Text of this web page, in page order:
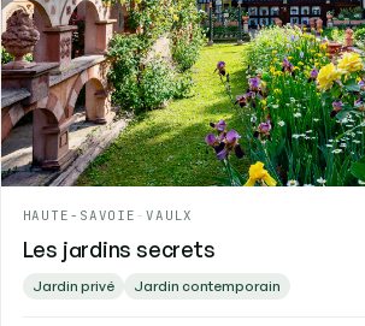
HAUTE-SAVOIE - VAULX
Les jardins secrets
Jardin privé Jardin contemporain